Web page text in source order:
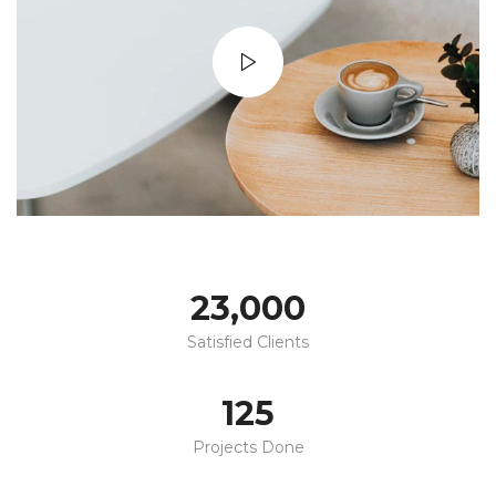
23,000
Satisfied Clients
125
Projects Done